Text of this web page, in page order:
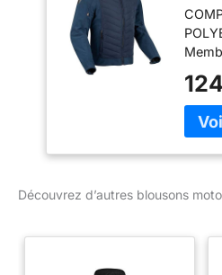
Découvrez d’autres blousons